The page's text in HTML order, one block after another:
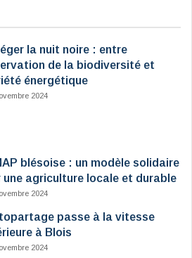
la nuit noire : entre
de la biodiversité et
énergétique
2024
blésoise : un modèle solidaire
une agriculture locale et durable
2024
passe à la vitesse
à Blois
2024